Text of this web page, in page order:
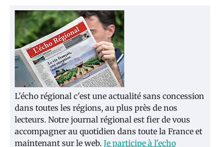
L'écho régional c'est une actualité sans concession
dans toutes les régions, au plus près de nos
lecteurs. Notre journal régional est fier de vous
accompagner au quotidien dans toute la France et
maintenant sur le web. Je participe à l'echo